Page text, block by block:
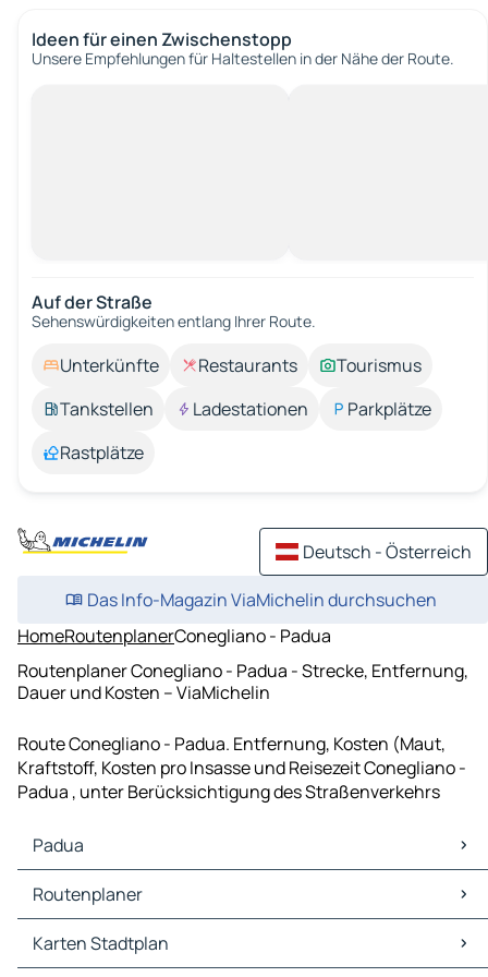
Ideen für einen Zwischenstopp
Unsere Empfehlungen für Haltestellen in der Nähe der Route.
Auf der Straße
Sehenswürdigkeiten entlang Ihrer Route.
Unterkünfte Restaurants
Tourismus
Tankstellen
Ladestationen
Parkplätze
Rastplätze
Deutsch - Österreich
Das Info-Magazin ViaMichelin durchsuchen
HomeRoutenplanerConegliano - Padua
Routenplaner Conegliano - Padua - Strecke, Entfernung,
Dauer und Kosten – ViaMichelin
Route Conegliano - Padua. Entfernung, Kosten (Maut,
Kraftstoff, Kosten pro Insasse und Reisezeit Conegliano -
Padua , unter Berücksichtigung des Straßenverkehrs
Padua
Padua Karten Stadtplan
Padua Verkehr
Padua Hotels
Padua Restaurants
Routenplaner
Routenplaner Padua - Venedig
Routenplaner Padua - Vicenza
Karten Stadtplan